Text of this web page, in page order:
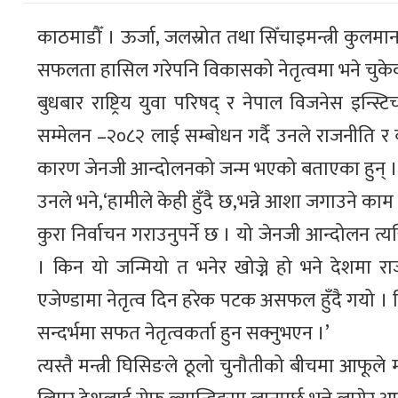
काठमाडौँ । ऊर्जा, जलस्रोत तथा सिँचाइमन्त्री
सफलता हासिल गरेपनि विकासको नेतृत्वमा भने
बुधबार राष्ट्रिय युवा परिषद् र नेपाल विजनेस
सम्मेलन –२०८२ लाई सम्बोधन गर्दै उनले राजनीति
कारण जेनजी आन्दोलनको जन्म भएको बताएका हुन् ।
उनले भने,‘हामीले केही हुँदै छ,भन्ने आशा जगाउने काम
कुरा निर्वाचन गराउनुपर्ने छ । यो जेनजी आन्दोलन
। किन यो जन्मियो त भनेर खोज्ने हो भने देशमा
एजेण्डामा नेतृत्व दिन हरेक पटक असफल हुँदै गयो
सन्दर्भमा सफत नेतृत्वकर्ता हुन सक्नुभएन ।’
त्यस्तै मन्त्री घिसिङले ठूलो चुनौतीको बीचमा